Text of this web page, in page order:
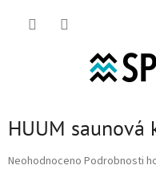
HUUM saunová
Průměrné hodnocení produktu
Neohodnoceno Podrobnosti